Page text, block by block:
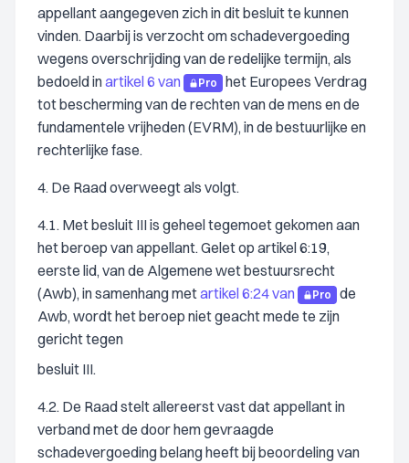
appellant aangegeven zich in dit besluit te kunnen
vinden. Daarbij is verzocht om schadevergoeding
wegens overschrijding van de redelijke termijn, als
bedoeld inartikel 6 van Pro
het Europees Verdrag
tot bescherming van de rechten van de mens en de
fundamentele vrijheden (EVRM), in de bestuurlijke en
rechterlijke fase.
4. De Raad overweegt als volgt.
4.1. Met besluit III is geheel tegemoet gekomen aan
het beroep van appellant. Gelet op artikel 6:19,
eerste lid, van de Algemene wet bestuursrecht
(Awb), in samenhang metartikel 6:24 van Pro
de
Awb, wordt het beroep niet geacht mede te zijn
gericht tegen
besluit III.
4.2. De Raad stelt allereerst vast dat appellant in
verband met de door hem gevraagde
schadevergoeding belang heeft bij beoordeling van